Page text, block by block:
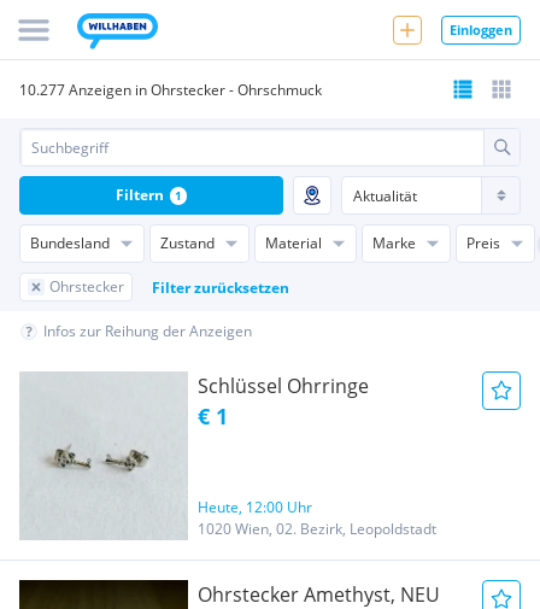
Einloggen
10.277 Anzeigen in Ohrstecker - Ohrschmuck
Bundesland Zustand Material Marke Preis
Ohrstecker Filter zurücksetzen
Filtern 1
Infos zur Reihung der Anzeigen
Schlüssel Ohrringe
€ 1
Heute, 12:00 Uhr
1020 Wien, 02. Bezirk, Leopoldstadt
Ohrstecker Amethyst, NEU